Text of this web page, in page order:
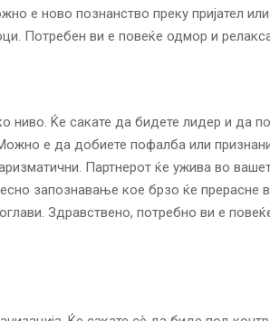
е ново познанство преку пријател
Потребен ви е повеќе одмор и
ниво. Ќе сакате да бидете лидер и да
Можно е да добиете пофалба или
Партнерот ќе ужива во
запознавање кое брзо ќе прерасне
Здравствено, потребно ви е